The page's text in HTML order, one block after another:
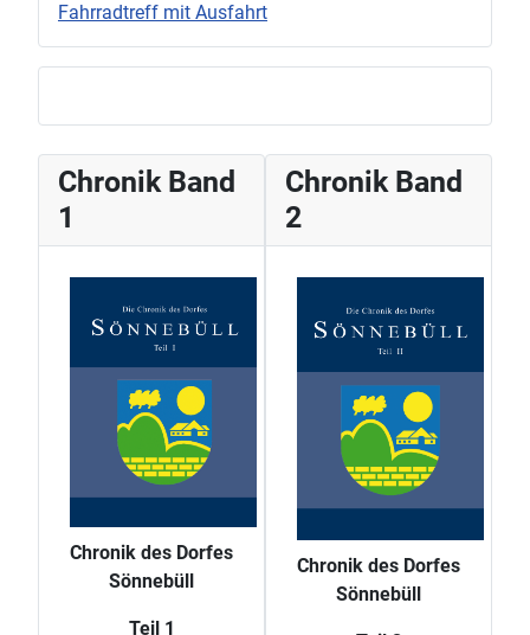
Fahrradtreff mit Ausfahrt
Chronik Band
1
Chronik des Dorfes
Sönnebüll
Teil 1
Chronik Band
2
Chronik des Dorfes
Sönnebüll